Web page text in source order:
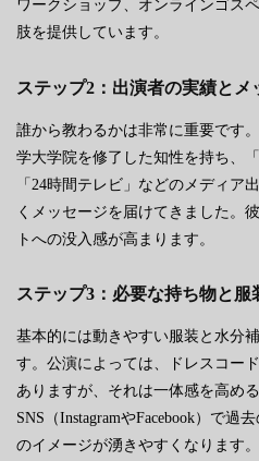
ワークショップ、オンラインゴス
肢を提供しています。
ステップ2：出演者の実績とメ
誰から教わるかは非常に重要です
学大学院を修了した知性を持ち、
「24時間テレビ」などのメディア
くメッセージを届けてきました。
トへの没入感が高まります。
ステップ3：必要な持ち物と服
基本的には動きやすい服装と水分
す。公演によっては、ドレスコー
ありますが、それは一体感を高め
SNS（InstagramやFacebook）で過
のイメージが湧きやすくなります。